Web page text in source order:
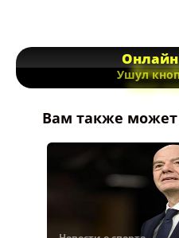
Ушул
Вам также может